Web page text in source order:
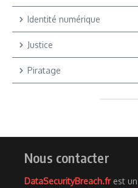
Identité numérique
Justice
Piratage
Nous contacter
DataSecurityBreach.frest